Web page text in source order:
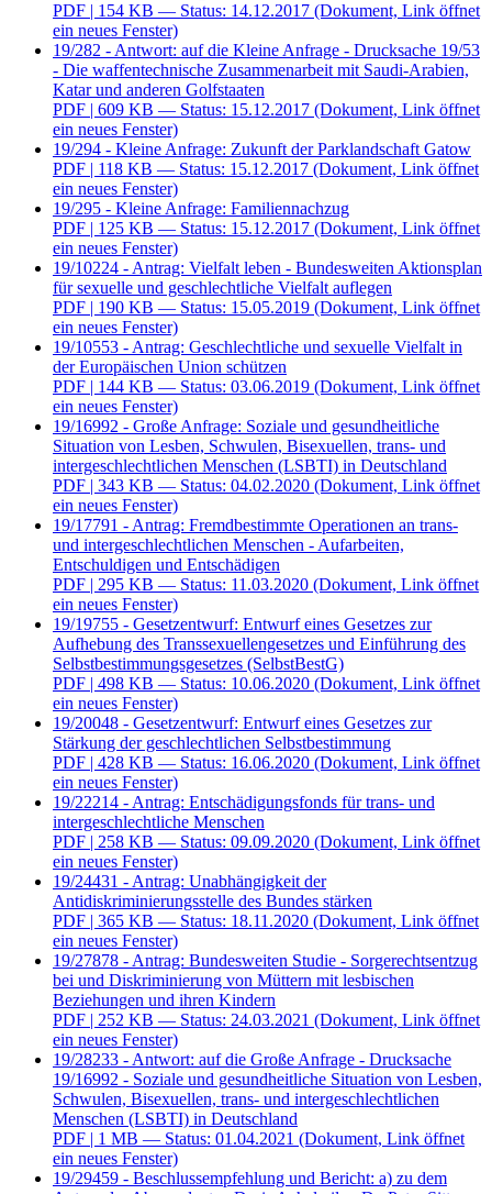
PDF | 154 KB — Status: 14.12.2017 (Dokument, Link öffnet
ein neues Fenster)
19/282 - Antwort: auf die Kleine Anfrage - Drucksache 19/53
- Die waffentechnische Zusammenarbeit mit Saudi-Arabien,
Katar und anderen Golfstaaten
PDF | 609 KB — Status: 15.12.2017 (Dokument, Link öffnet
ein neues Fenster)
19/294 - Kleine Anfrage: Zukunft der Parklandschaft Gatow
PDF | 118 KB — Status: 15.12.2017 (Dokument, Link öffnet
ein neues Fenster)
19/295 - Kleine Anfrage: Familiennachzug
PDF | 125 KB — Status: 15.12.2017 (Dokument, Link öffnet
ein neues Fenster)
19/10224 - Antrag: Vielfalt leben - Bundesweiten Aktionsplan
für sexuelle und geschlechtliche Vielfalt auflegen
PDF | 190 KB — Status: 15.05.2019 (Dokument, Link öffnet
ein neues Fenster)
19/10553 - Antrag: Geschlechtliche und sexuelle Vielfalt in
der Europäischen Union schützen
PDF | 144 KB — Status: 03.06.2019 (Dokument, Link öffnet
ein neues Fenster)
19/16992 - Große Anfrage: Soziale und gesundheitliche
Situation von Lesben, Schwulen, Bisexuellen, trans- und
intergeschlechtlichen Menschen (LSBTI) in Deutschland
PDF | 343 KB — Status: 04.02.2020 (Dokument, Link öffnet
ein neues Fenster)
19/17791 - Antrag: Fremdbestimmte Operationen an trans-
und intergeschlechtlichen Menschen - Aufarbeiten,
Entschuldigen und Entschädigen
PDF | 295 KB — Status: 11.03.2020 (Dokument, Link öffnet
ein neues Fenster)
19/19755 - Gesetzentwurf: Entwurf eines Gesetzes zur
Aufhebung des Transsexuellengesetzes und Einführung des
Selbstbestimmungsgesetzes (SelbstBestG)
PDF | 498 KB — Status: 10.06.2020 (Dokument, Link öffnet
ein neues Fenster)
19/20048 - Gesetzentwurf: Entwurf eines Gesetzes zur
Stärkung der geschlechtlichen Selbstbestimmung
PDF | 428 KB — Status: 16.06.2020 (Dokument, Link öffnet
ein neues Fenster)
19/22214 - Antrag: Entschädigungsfonds für trans- und
intergeschlechtliche Menschen
PDF | 258 KB — Status: 09.09.2020 (Dokument, Link öffnet
ein neues Fenster)
19/24431 - Antrag: Unabhängigkeit der
Antidiskriminierungsstelle des Bundes stärken
PDF | 365 KB — Status: 18.11.2020 (Dokument, Link öffnet
ein neues Fenster)
19/27878 - Antrag: Bundesweiten Studie - Sorgerechtsentzug
bei und Diskriminierung von Müttern mit lesbischen
Beziehungen und ihren Kindern
PDF | 252 KB — Status: 24.03.2021 (Dokument, Link öffnet
ein neues Fenster)
19/28233 - Antwort: auf die Große Anfrage - Drucksache
19/16992 - Soziale und gesundheitliche Situation von Lesben,
Schwulen, Bisexuellen, trans- und intergeschlechtlichen
Menschen (LSBTI) in Deutschland
PDF | 1 MB — Status: 01.04.2021 (Dokument, Link öffnet
ein neues Fenster)
19/29459 - Beschlussempfehlung und Bericht: a) zu dem